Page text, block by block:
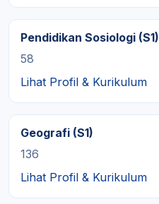
Pendidikan Sosiologi (S1)
58
Lihat Profil & Kurikulum
Geografi (S1)
136
Lihat Profil & Kurikulum